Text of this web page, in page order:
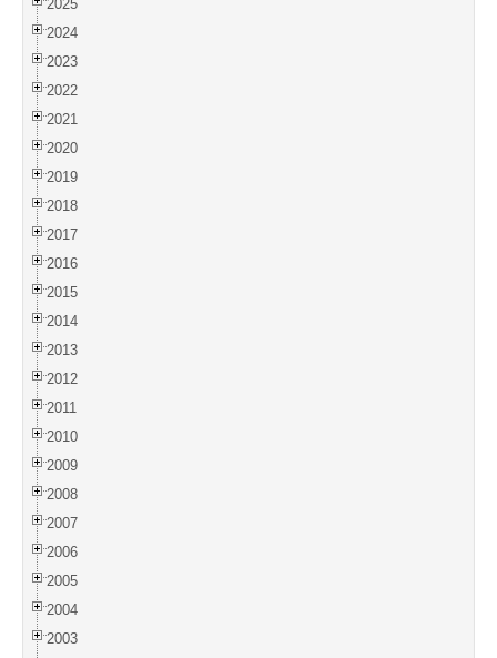
2025
2024
2023
2022
2021
2020
2019
2018
2017
2016
2015
2014
2013
2012
2011
2010
2009
2008
2007
2006
2005
2004
2003